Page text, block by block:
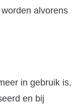
alvorens
in gebruik is,
en bij